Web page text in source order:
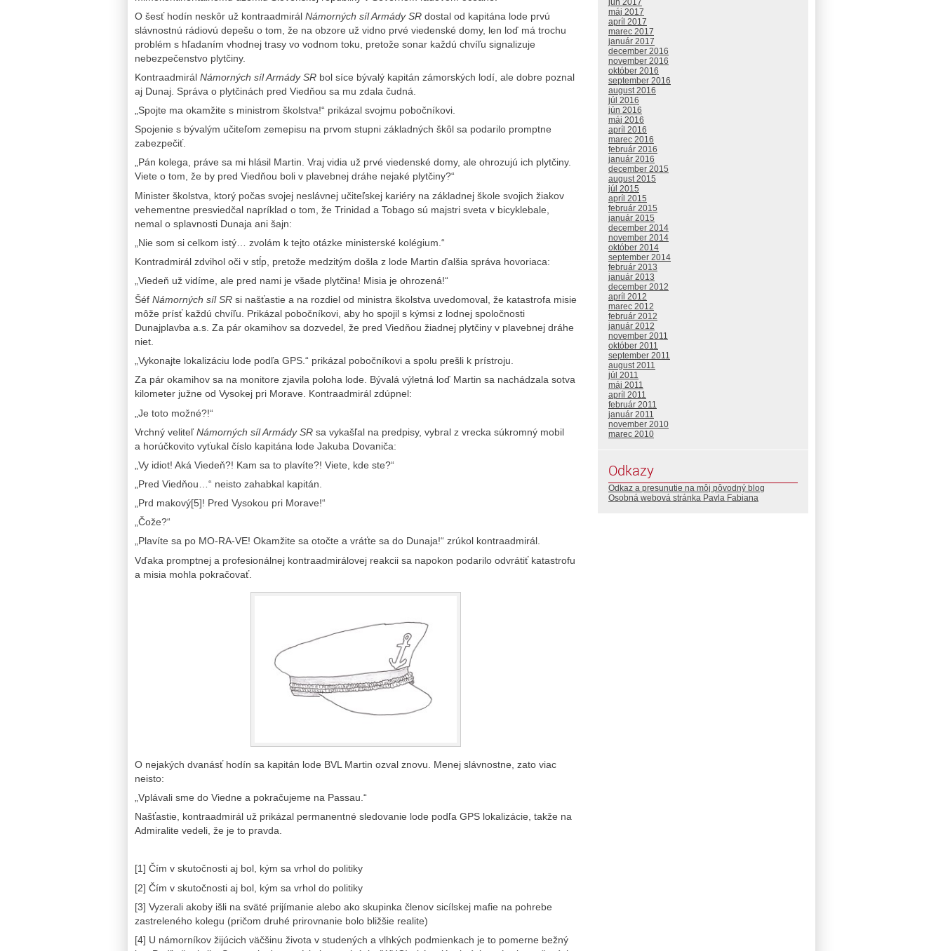
O šesť hodín neskôr už kontraadmirál Námorných síl Armády SR dostal od kapitána lode prvú
slávnostnú rádiovú depešu o tom, že na obzore už vidno prvé viedenské domy, len loď má trochu
problém s hľadaním vhodnej trasy vo vodnom toku, pretože sonar každú chvíľu signalizuje
nebezpečenstvo plytčiny.
Kontraadmirál Námorných síl Armády SR bol síce bývalý kapitán zámorských lodí, ale dobre poznal
aj Dunaj. Správa o plytčinách pred Viedňou sa mu zdala čudná.
„Spojte ma okamžite s ministrom školstva!“ prikázal svojmu pobočníkovi.
Spojenie s bývalým učiteľom zemepisu na prvom stupni základných škôl sa podarilo promptne
zabezpečiť.
„Pán kolega, práve sa mi hlásil Martin. Vraj vidia už prvé viedenské domy, ale ohrozujú ich plytčiny.
Viete o tom, že by pred Viedňou boli v plavebnej dráhe nejaké plytčiny?“
Minister školstva, ktorý počas svojej neslávnej učiteľskej kariéry na základnej škole svojich žiakov
vehementne presviedčal napríklad o tom, že Trinidad a Tobago sú majstri sveta v bicyklebale,
nemal o splavnosti Dunaja ani šajn:
„Nie som si celkom istý… zvolám k tejto otázke ministerské kolégium.“
Kontradmirál zdvihol oči v stĺp, pretože medzitým došla z lode Martin ďalšia správa hovoriaca:
„Viedeň už vidíme, ale pred nami je všade plytčina! Misia je ohrozená!“
Šéf Námorných síl SR si našťastie a na rozdiel od ministra školstva uvedomoval, že katastrofa misie
môže prísť každú chvíľu. Prikázal pobočníkovi, aby ho spojil s kýmsi z lodnej spoločnosti
Dunajplavba a.s. Za pár okamihov sa dozvedel, že pred Viedňou žiadnej plytčiny v plavebnej dráhe
niet.
„Vykonajte lokalizáciu lode podľa GPS.“ prikázal pobočníkovi a spolu prešli k prístroju.
Za pár okamihov sa na monitore zjavila poloha lode. Bývalá výletná loď Martin sa nachádzala sotva
kilometer južne od Vysokej pri Morave. Kontraadmirál zdúpnel:
„Je toto možné?!“
Vrchný veliteľNámorných síl Armády SR sa vykašľal na predpisy, vybral z vrecka súkromný mobil
a horúčkovito vyťukal číslo kapitána lode Jakuba Dovaniča:
„Vy idiot! Aká Viedeň?! Kam sa to plavíte?! Viete, kde ste?“
„Pred Viedňou…“ neisto zahabkal kapitán.
„Prd makový[5]! Pred Vysokou pri Morave!“
„Čože?“
„Plavíte sa po MO-RA-VE! Okamžite sa otočte a vráťte sa do Dunaja!“ zrúkol kontraadmirál.
Vďaka promptnej a profesionálnej kontraadmirálovej reakcii sa napokon podarilo odvrátiť katastrofu
a misia mohla pokračovať.
O nejakých dvanásť hodín sa kapitán lode BVL Martin ozval znovu. Menej slávnostne, zato viac
neisto:
„Vplávali sme do Viedne a pokračujeme na Passau.“
Našťastie, kontraadmirál už prikázal permanentné sledovanie lode podľa GPS lokalizácie, takže na
Admiralite vedeli, že je to pravda.
[1] Čím v skutočnosti aj bol, kým sa vrhol do politiky
[2] Čím v skutočnosti aj bol, kým sa vrhol do politiky
[3] Vyzerali akoby išli na sväté prijímanie alebo ako skupinka členov sicílskej mafie na pohrebe
zastreleného kolegu (pričom druhé prirovnanie bolo bližšie realite)
[4] U námorníkov žijúcich väčšinu života v studených a vlhkých podmienkach je to pomerne bežný
jún 2017
máj 2017
apríl 2017
marec 2017
január 2017
december 2016
november 2016
október 2016
september 2016
august 2016
júl 2016
jún 2016
máj 2016
apríl 2016
marec 2016
február 2016
január 2016
december 2015
august 2015
júl 2015
apríl 2015
február 2015
január 2015
december 2014
november 2014
október 2014
september 2014
február 2013
január 2013
december 2012
apríl 2012
marec 2012
február 2012
január 2012
november 2011
október 2011
september 2011
august 2011
júl 2011
máj 2011
apríl 2011
február 2011
január 2011
november 2010
marec 2010
Odkazy
Odkaz a presunutie na môj pôvodný blog
Osobná webová stránka Pavla Fabiana